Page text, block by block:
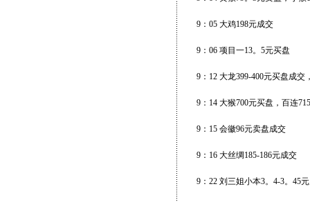
9：05 大鸡198元成交
9：06 项目一13。5元买盘
9：12 大龙399-400元买盘成
9：14 大猴700元买盘，百连
9：15 会徽96元卖盘成交
9：16 大丝绸185-186元成交
9：22 刘三姐小本3。4-3。45